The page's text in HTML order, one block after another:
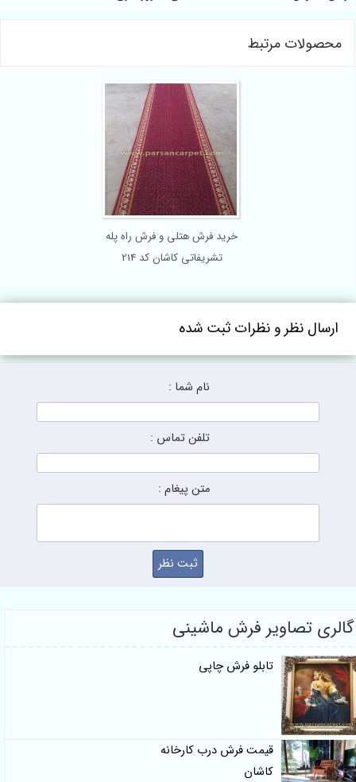
مرتبط
خرید فرش هتلی و فرش راه پله
تشریفاتی کاشان کد 214
و نظرات ثبت شده
فرش ماشینی
تابلو فرش چاپی
قیمت فرش درب کارخانه
کاشان